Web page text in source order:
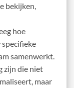
bekijken,
hoe
samenwerkt.
zijn die niet
maar